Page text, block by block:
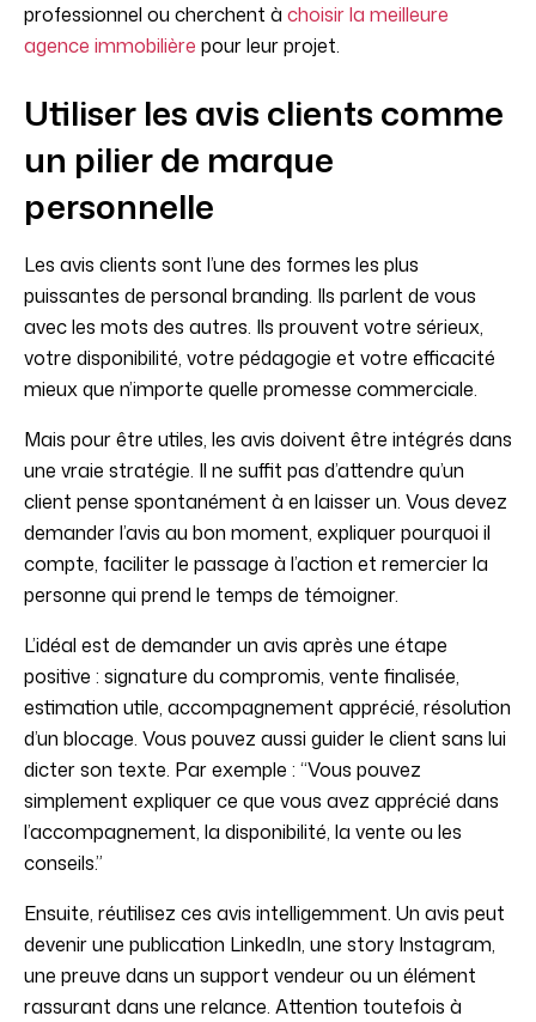
professionnel ou cherchent à choisir la meilleure
agence immobilière pour leur projet.
Utiliser les avis clients comme
un pilier de marque
personnelle
Les avis clients sont l’une des formes les plus
puissantes de personal branding. Ils parlent de vous
avec les mots des autres. Ils prouvent votre sérieux,
votre disponibilité, votre pédagogie et votre efficacité
mieux que n’importe quelle promesse commerciale.
Mais pour être utiles, les avis doivent être intégrés dans
une vraie stratégie. Il ne suffit pas d’attendre qu’un
client pense spontanément à en laisser un. Vous devez
demander l’avis au bon moment, expliquer pourquoi il
compte, faciliter le passage à l’action et remercier la
personne qui prend le temps de témoigner.
L’idéal est de demander un avis après une étape
positive : signature du compromis, vente finalisée,
estimation utile, accompagnement apprécié, résolution
d’un blocage. Vous pouvez aussi guider le client sans lui
dicter son texte. Par exemple : “Vous pouvez
simplement expliquer ce que vous avez apprécié dans
l’accompagnement, la disponibilité, la vente ou les
conseils.”
Ensuite, réutilisez ces avis intelligemment. Un avis peut
devenir une publication LinkedIn, une story Instagram,
une preuve dans un support vendeur ou un élément
rassurant dans une relance. Attention toutefois à